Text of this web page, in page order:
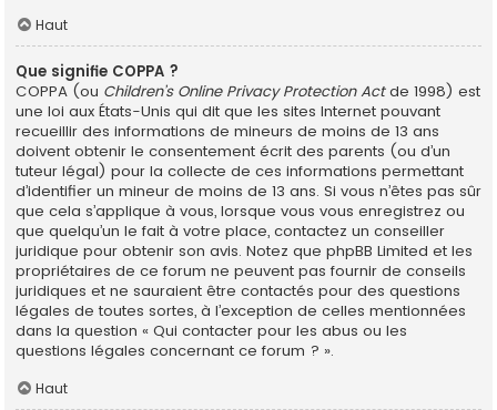
Haut
Que signifie COPPA ?
COPPA (ou Children’s Online Privacy Protection Actde 1998) est
une loi aux États-Unis qui dit que les sites Internet pouvant
recueillir des informations de mineurs de moins de 13 ans
doivent obtenir le consentement écrit des parents (ou d’un
tuteur légal) pour la collecte de ces informations permettant
d’identifier un mineur de moins de 13 ans. Si vous n’êtes pas sûr
que cela s’applique à vous, lorsque vous vous enregistrez ou
que quelqu’un le fait à votre place, contactez un conseiller
juridique pour obtenir son avis. Notez que phpBB Limited et les
propriétaires de ce forum ne peuvent pas fournir de conseils
juridiques et ne sauraient être contactés pour des questions
légales de toutes sortes, à l’exception de celles mentionnées
dans la question « Qui contacter pour les abus ou les
questions légales concernant ce forum ? ».
Haut